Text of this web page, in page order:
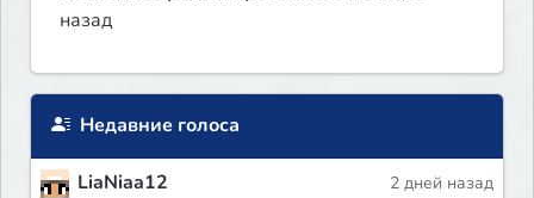
назад
Недавние голоса
LiaNiaa12 2 дней назад